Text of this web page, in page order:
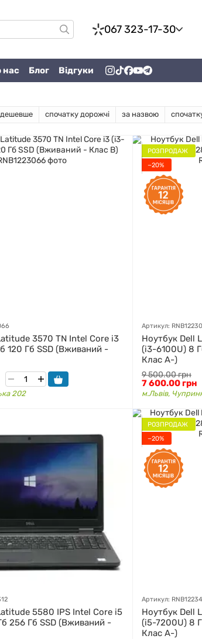
067 323-17-30
нас Блог Відгуки
дешевше спочатку дорожчі за назвою
3570 TN Intel Core i3
120 Гб SSD (Вживаний -
202
РОЗПРОДАЖ
−20%
Артикул:
Ноутбук Dell
(i3-6100U) 8
Клас A-)
9 500.00 грн
7 600.00 грн
м.Львів,
5580 IPS Intel Core i5
256 Гб SSD (Вживаний -
РОЗПРОДАЖ
−20%
Артикул:
Ноутбук Dell
(i5-7200U) 8
Клас A-)